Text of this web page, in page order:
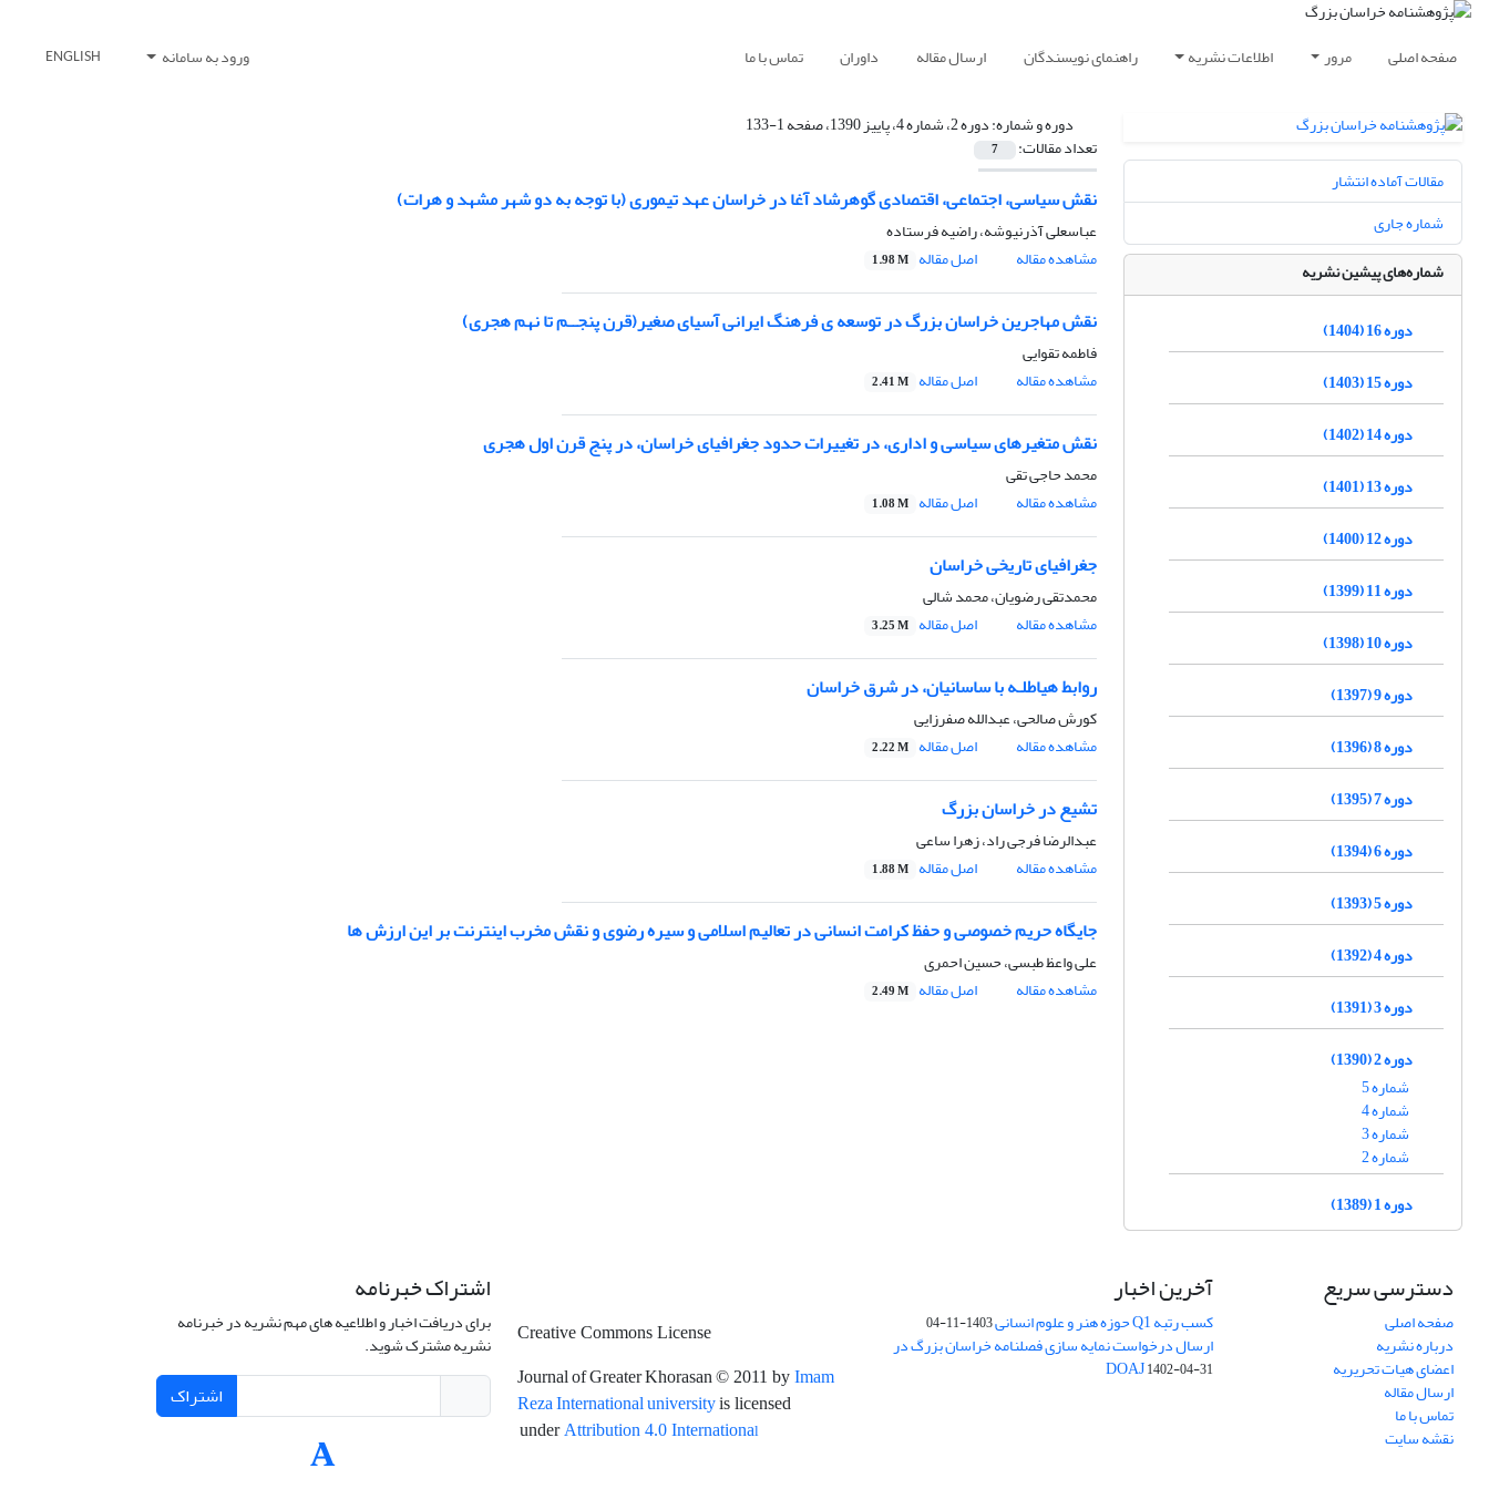
صفحه اصلی مرور اطلاعات نشریه راهنمای نویسندگان ارسال مقاله داوران تماس با ما ورود به سامانه ENGLISH
دوره و شماره:دوره 2، شماره 4، پاییز 1390، صفحه 1-133
تعداد مقالات: 7
نقش سیاسی، اجتماعی، اقتصادی گوهرشاد آغا در خراسان عهد تیموری (با توجه به دو شهر مشهد و هرات)
عباسعلی آذرنیوشه، راضیه فرستاده
مشاهده مقاله
اصل مقاله 1.98 M
نقش مهاجرین خراسان بزرگ در توسعه ی فرهنگ ایرانی آسیای صغیر(قرن پنجــم تا نهم هجری)
فاطمه تقوایی
مشاهده مقاله
اصل مقاله 2.41 M
نقش متغیرهای سیاسی و اداری، در تغییرات حدود جغرافیای خراسان، در پنج قرن اول هجری
محمد حاجی تقی
مشاهده مقاله
اصل مقاله 1.08 M
جغرافیای تاریخی خراسان
محمدتقی رضویان، محمد شالی
مشاهده مقاله
اصل مقاله 3.25 M
روابط هیاطلـه با ساسانیان، در شرق خراسان
کورش صالحی، عبدالله صفرزایی
مشاهده مقاله
اصل مقاله 2.22 M
تشیع در خراسان بزرگ
عبدالرضا فرجی راد، زهرا ساعی
مشاهده مقاله
اصل مقاله 1.88 M
جایگاه حریم خصوصی و حفظ کرامت انسانی در تعالیم اسلامی و سیره رضوی و نقش مخرب اینترنت بر این ارزش ها
علی واعظ طبسی، حسین احمری
مشاهده مقاله
اصل مقاله 2.49 M
مقالات آماده انتشار
شماره جاری
شماره‌های پیشین نشریه
دوره 16 (1404)
دوره 15 (1403)
دوره 14 (1402)
دوره 13 (1401)
دوره 12 (1400)
دوره 11 (1399)
دوره 10 (1398)
دوره 9 (1397)
دوره 8 (1396)
دوره 7 (1395)
دوره 6 (1394)
دوره 5 (1393)
دوره 4 (1392)
دوره 3 (1391)
دوره 2 (1390)
شماره 5
شماره 4
شماره 3
شماره 2
دوره 1 (1389)
دسترسی سریع
صفحه اصلی
درباره نشریه
اعضای هیات تحریریه
ارسال مقاله
تماس با ما
نقشه سایت
آخرین اخبار
کسب رتبه Q1 حوزه هنر و علوم انسانی 1403-11-04
ارسال درخواست نمایه سازی فصلنامه خراسان بزرگ در
DOAJ1402-04-31
Creative Commons License
Journal of Greater Khorasan© 2011 by Imam
Reza International universityis licensed
under Attribution 4.0 International
اشتراک خبرنامه
برای دریافت اخبار و اطلاعیه های مهم نشریه در خبرنامه
نشریه مشترک شوید.
اشتراک